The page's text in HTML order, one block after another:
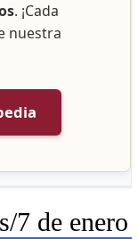
. ¡Cada
nuestra
7 de enero